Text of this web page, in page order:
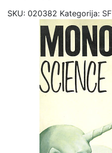
SKU: 020382 Kategorija: SF